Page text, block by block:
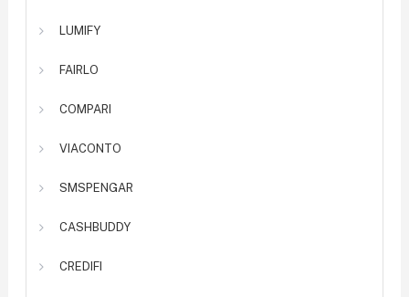
LUMIFY
FAIRLO
COMPARI
VIACONTO
SMSPENGAR
CASHBUDDY
CREDIFI